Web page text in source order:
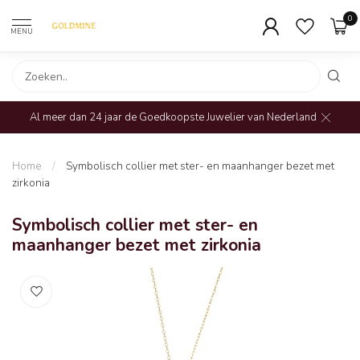
MENU
0
Al meer dan 24 jaar de Goedkoopste Juwelier van Nederland
Home /
Symbolisch collier met ster- en maanhanger bezet met
zirkonia
Symbolisch collier met ster- en
maanhanger bezet met zirkonia